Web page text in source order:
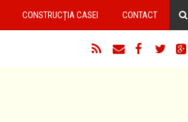
CONSTRUCȚIA CASEI CONTACT